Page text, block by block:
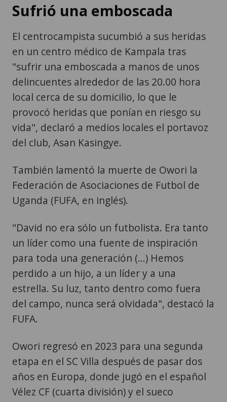
Sufrió una emboscada
El centrocampista sucumbió a sus heridas
en un centro médico de Kampala tras
"sufrir una emboscada a manos de unos
delincuentes alrededor de las 20.00 hora
local cerca de su domicilio, lo que le
provocó heridas que ponían en riesgo su
vida", declaró a medios locales el portavoz
del club, Asan Kasingye.
También lamentó la muerte de Owori la
Federación de Asociaciones de Futbol de
Uganda (FUFA, en inglés).
"David no era sólo un futbolista. Era tanto
un líder como una fuente de inspiración
para toda una generación (...) Hemos
perdido a un hijo, a un líder y a una
estrella. Su luz, tanto dentro como fuera
del campo, nunca será olvidada", destacó la
FUFA.
Owori regresó en 2023 para una segunda
etapa en el SC Villa después de pasar dos
años en Europa, donde jugó en el español
Vélez CF (cuarta división) y el sueco